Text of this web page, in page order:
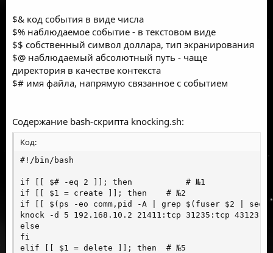
$& код события в виде числа
$% наблюдаемое событие - в текстовом виде
$$ собственный символ доллара, тип экранирования
$@ наблюдаемый абсолютный путь - чаще
директория в качестве контекста
$# имя файла, напрямую связанное с событием
Содержание bash-скрипта knocking.sh:
Код:
#!/bin/bash
if [[ $# -eq 2 ]]; then           # №1
if [[ $1 = create ]]; then    # №2
if [[ $(ps -eo comm,pid -A | grep $(fuser $2 |
knock -d 5 192.168.10.2 21411:tcp 31235:tcp
else
fi
elif [[ $1 = delete ]]; then  # №5